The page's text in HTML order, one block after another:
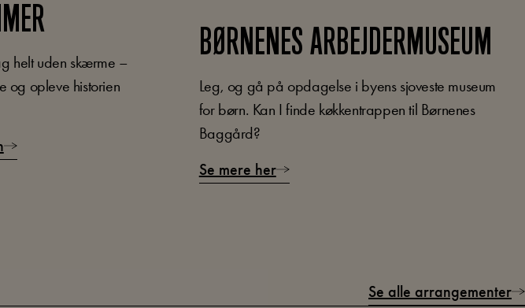
helt uden skærme –
og opleve historien
BØRNENES ARBEJDERMUSEUM
Leg, og gå på opdagelse i byens sjoveste museum
for børn. Kan I finde køkkentrappen til Børnenes
Baggård?
Se mere her
Se alle arrangementer